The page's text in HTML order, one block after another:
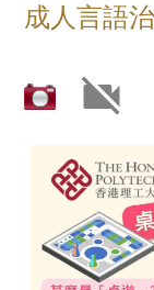
成人言語